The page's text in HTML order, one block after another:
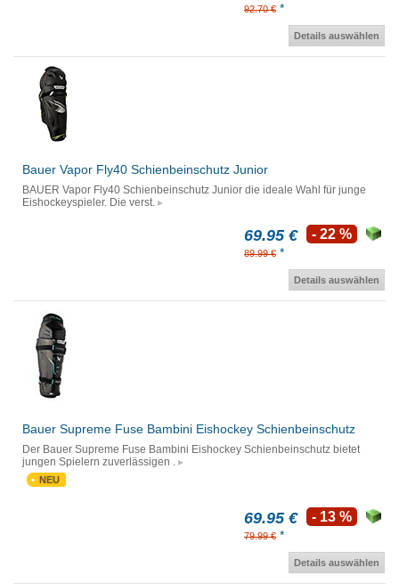
92.70 € *
Details auswählen
Bauer Vapor Fly40 Schienbeinschutz Junior
BAUER Vapor Fly40 Schienbeinschutz Junior die ideale Wahl für junge
Eishockeyspieler. Die verst.
69.95 €
89.99 € *
- 22 %
Details auswählen
Bauer Supreme Fuse Bambini Eishockey Schienbeinschutz
Der Bauer Supreme Fuse Bambini Eishockey Schienbeinschutz bietet
jungen Spielern zuverlässigen .
NEU
69.95 €
79.99 € *
- 13 %
Details auswählen